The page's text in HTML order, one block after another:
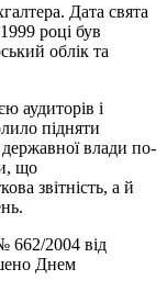
Дата свята
році був
облік та
аудиторів і
підняти
влади по-
що
звітність, а й
662/2004 від
Днем